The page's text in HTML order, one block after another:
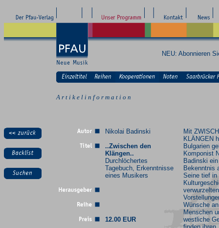
NEU: Abonnieren
A r t i k e l i n f o r m a t i o n
Nikolai Badinski
..Zwischen den
Klängen..
Durchlöchertes
Tagebuch, Erkenntnisse
eines Musikers
12.00 EUR
Mit
KLÄNGEN
Bulgarien
Komponist
Badinski
Bekenntnis
Seine tief in
Wünsche
Menschen
westliche